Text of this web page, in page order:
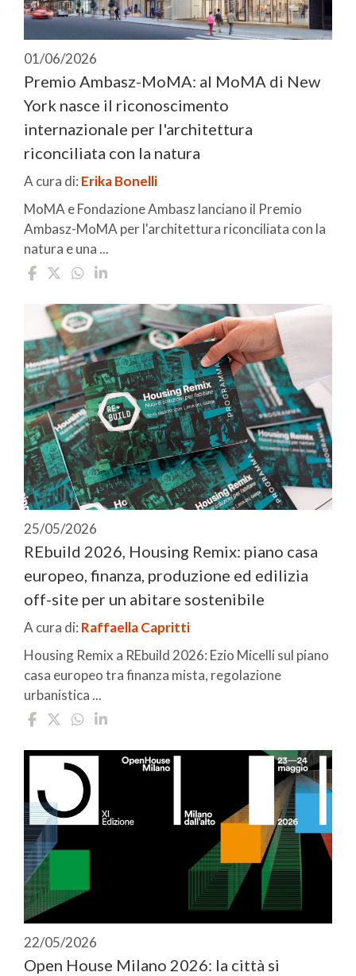
01/06/2026
Premio Ambasz-MoMA: al MoMA di New
York nasce il riconoscimento
internazionale per l'architettura
riconciliata con la natura
A cura di: Erika Bonelli
MoMA e Fondazione Ambasz lanciano il Premio
Ambasz-MoMA per l'architettura riconciliata con la
natura e una ...
25/05/2026
REbuild 2026, Housing Remix: piano casa
europeo, finanza, produzione ed edilizia
off-site per un abitare sostenibile
A cura di: Raffaella Capritti
Housing Remix a REbuild 2026: Ezio Micelli sul piano
casa europeo tra finanza mista, regolazione
urbanistica ...
22/05/2026
Open House Milano 2026: la città si